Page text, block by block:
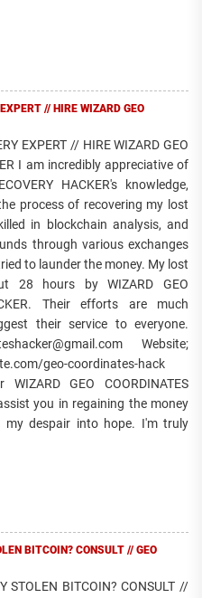
// HIRE WIZARD GEO
EXPERT // HIRE WIZARD GEO
I am incredibly appreciative of
HACKER's knowledge,
process of recovering my lost
in blockchain analysis, and
through various exchanges
to launder the money. My lost
28 hours by WIZARD GEO
Their efforts are much
their service to everyone.
Website;
geo-coordinates-hack
WIZARD GEO COORDINATES
you in regaining the money
despair into hope. I'm truly
BITCOIN? CONSULT // GEO
STOLEN BITCOIN? CONSULT //